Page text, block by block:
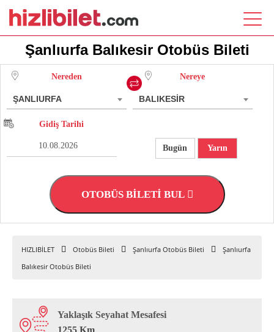
Şanlıurfa Balıkesir Otobüs Bileti
Nereden
ŞANLIURFA
Nereye
BALIKESİR
Gidiş Tarihi
Bugün Yarın
OTOBÜS BİLETİ BUL
HIZLIBİLET Otobüs Bileti Şanlıurfa Otobüs Bileti
Şanlıurfa
Balıkesir Otobüs Bileti
Yaklaşık Seyahat Mesafesi
1255 Km